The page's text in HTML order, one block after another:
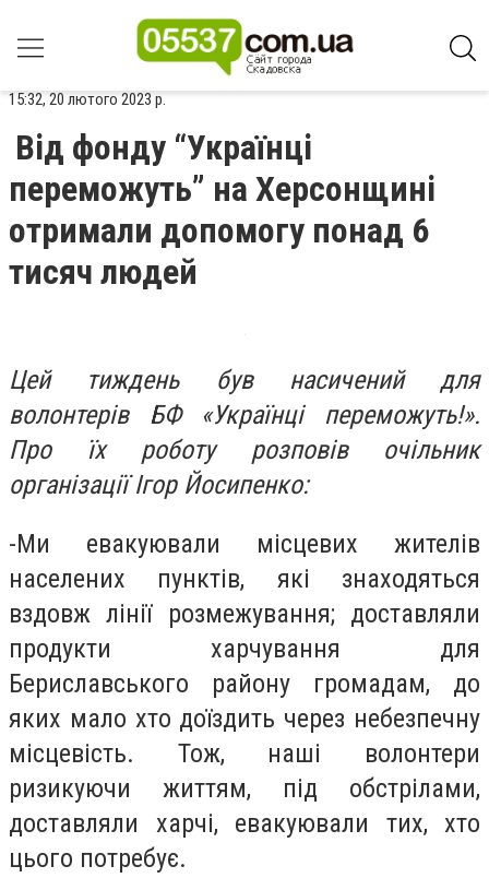
15:32, 20 лютого 2023 р.
Від фонду “Українці
переможуть” на Херсонщині
отримали допомогу понад 6
тисяч людей
Цей тиждень був насичений для
волонтерів БФ «Українці переможуть!».
Про їх роботу розповів очільник
організації Ігор Йосипенко:
-Ми евакуювали місцевих жителів
населених пунктів, які знаходяться
вздовж лінії розмежування; доставляли
продукти харчування для
Бериславського району громадам, до
яких мало хто доїздить через небезпечну
місцевість. Тож, наші волонтери
ризикуючи життям, під обстрілами,
доставляли харчі, евакуювали тих, хто
цього потребує.